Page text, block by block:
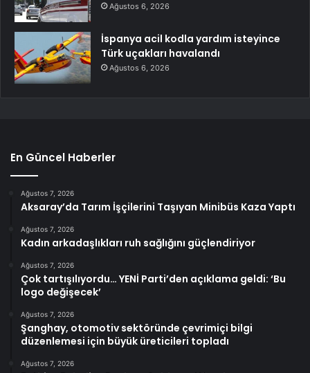
Ağustos 6, 2026
İspanya acil kodla yardım isteyince
Türk uçakları havalandı
Ağustos 6, 2026
En Güncel Haberler
Ağustos 7, 2026
Aksaray’da Tarım İşçilerini Taşıyan Minibüs Kaza Yaptı
Ağustos 7, 2026
Kadın arkadaşlıkları ruh sağlığını güçlendiriyor
Ağustos 7, 2026
Çok tartışılıyordu… YENİ Parti’den açıklama geldi: ‘Bu
logo değişecek’
Ağustos 7, 2026
Şanghay, otomotiv sektöründe çevrimiçi bilgi
düzenlemesi için büyük üreticileri topladı
Ağustos 7, 2026